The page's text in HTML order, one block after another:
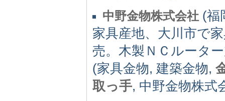
中野金物株式会社 (福
家具産地、大川市で
売。木製ＮＣルータ
(家具金物, 建築金物,
取っ手, 中野金物株式